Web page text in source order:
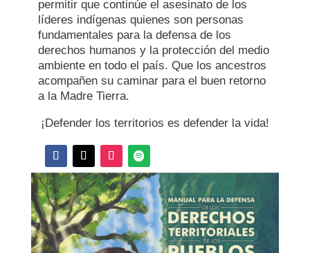
permitir que continúe el asesinato de los
líderes indígenas quienes son personas
fundamentales para la defensa de los
derechos humanos y la protección del medio
ambiente en todo el país. Que los ancestros
acompañen su caminar para el buen retorno
a la Madre Tierra.
¡Defender los territorios es defender la vida!